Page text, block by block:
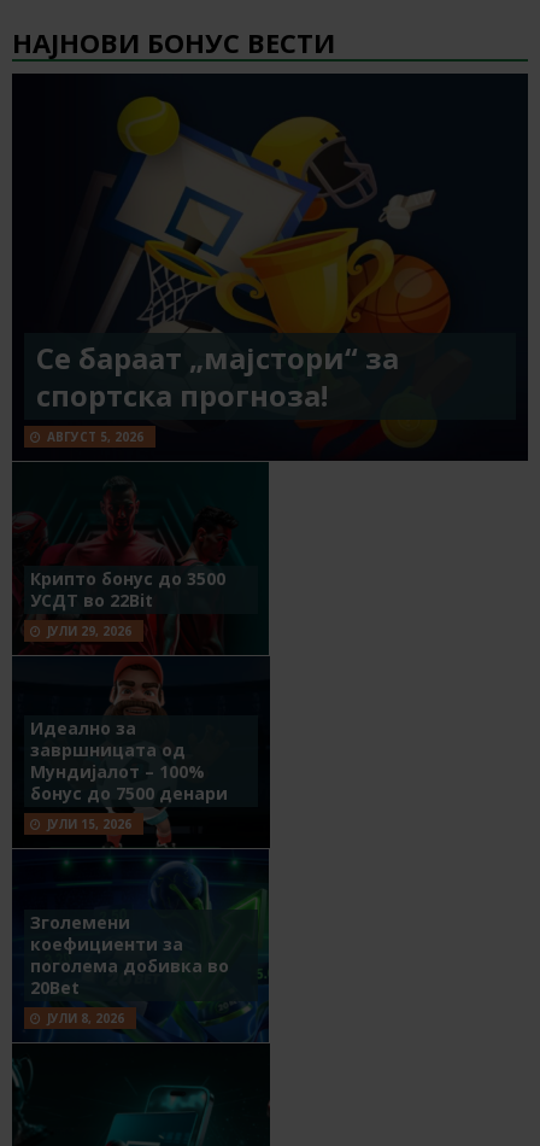
НАЈНОВИ БОНУС ВЕСТИ
Се бараат „мајстори“ за
спортска прогноза!
АВГУСТ 5, 2026
Крипто бонус до 3500
УСДТ во 22Bit
ЈУЛИ 29, 2026
Идеално за
завршницата од
Мундијалот – 100%
бонус до 7500 денари
ЈУЛИ 15, 2026
Зголемени
коефициенти за
поголема добивка во
20Bet
ЈУЛИ 8, 2026